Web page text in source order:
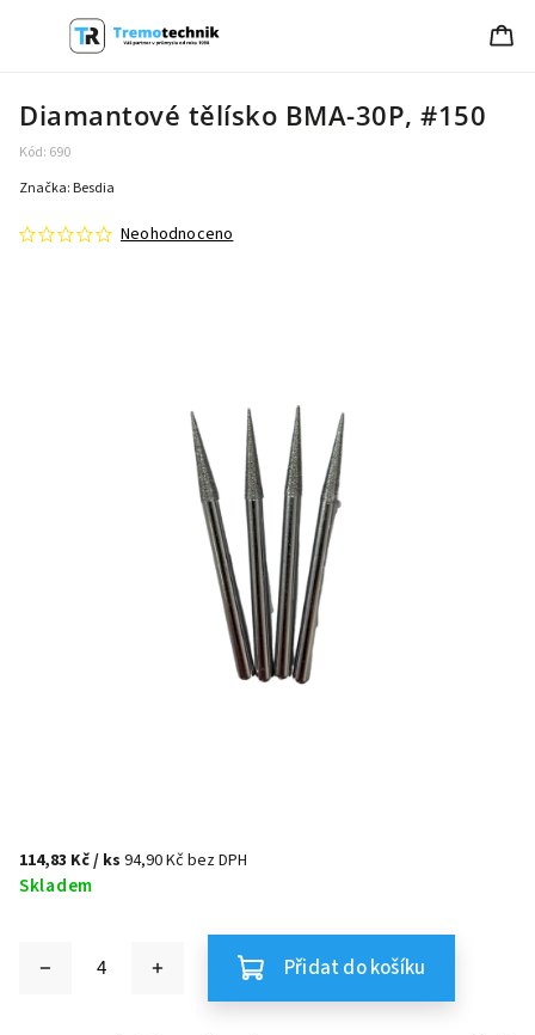
Diamantové tělísko BMA-30P, #150
Kód: 690
Neohodnoceno
Značka: Besdia
114,83 Kč/ ks 94,90 Kč bez DPH
Skladem
Přidat do košíku